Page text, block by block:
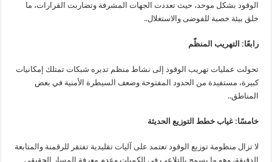
الوقود بشكل موحد، حيث تعددت الجهات المشرفة وتضاربت القرارات، ما
خلق بيئة خصبة للفوضى والاستغلال..
رابعًا: التهريب المنظّم
تحولت عمليات تهريب الوقود إلى نشاط منظم تديره شبكات تمتلك إمكانيات
كبيرة، مستفيدة من الحدود المفتوحة وضعف السيطرة الأمنية في بعض
المناطق..
خامسًا: غياب خطط التوزيع الحديثة
لا تزال منظومة توزيع الوقود تعتمد على آليات تقليدية تفتقر للرقمنة والمتابعة
الدقيقة، وهو ما يسمح بالتلاعب في الكميات وعدم معرفة المسار الحقيقي